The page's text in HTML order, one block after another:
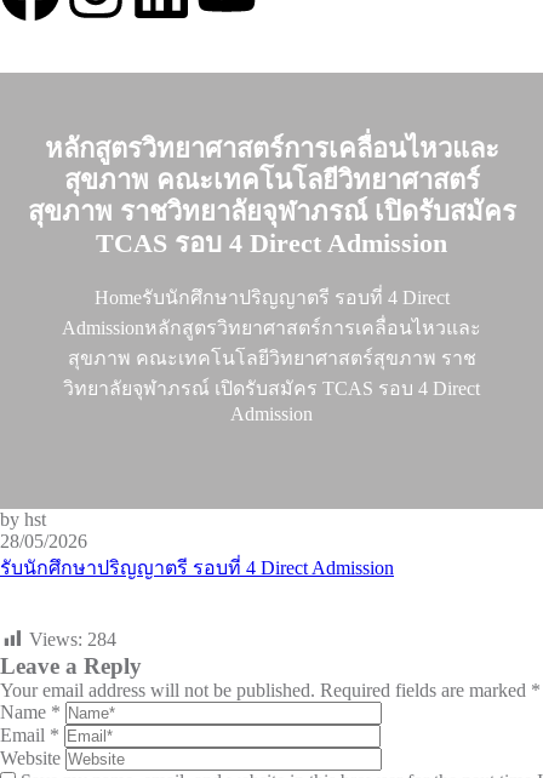
หลักสูตรวิทยาศาสตร์การเคลื่อนไหวและ
สุขภาพ คณะเทคโนโลยีวิทยาศาสตร์
สุขภาพ ราชวิทยาลัยจุฬาภรณ์ เปิดรับสมัคร
TCAS รอบ 4 Direct Admission
Homeรับนักศึกษาปริญญาตรี รอบที่ 4 Direct
Admissionหลักสูตรวิทยาศาสตร์การเคลื่อนไหวและ
สุขภาพ คณะเทคโนโลยีวิทยาศาสตร์สุขภาพ ราช
วิทยาลัยจุฬาภรณ์ เปิดรับสมัคร TCAS รอบ 4 Direct
Admission
by hst
28/05/2026
รับนักศึกษาปริญญาตรี รอบที่ 4 Direct Admission
Views: 284
Leave a Reply
Your email address will not be published. Required fields are marked *
Name *
Email *
Website